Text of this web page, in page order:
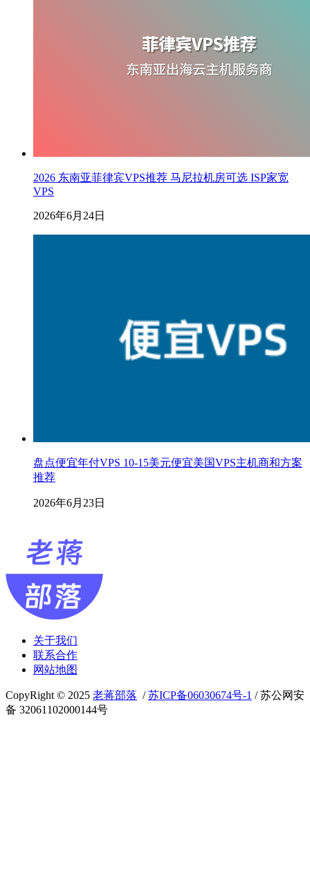
2026 东南亚菲律宾VPS推荐 马尼拉机房可选 ISP家宽
VPS
2026年6月24日
盘点便宜年付VPS 10-15美元便宜美国VPS主机商和方案
推荐
2026年6月23日
关于我们
联系合作
网站地图
CopyRight © 2025 老蒋部落 /苏ICP备06030674号-1 / 苏公网安
备 32061102000144号